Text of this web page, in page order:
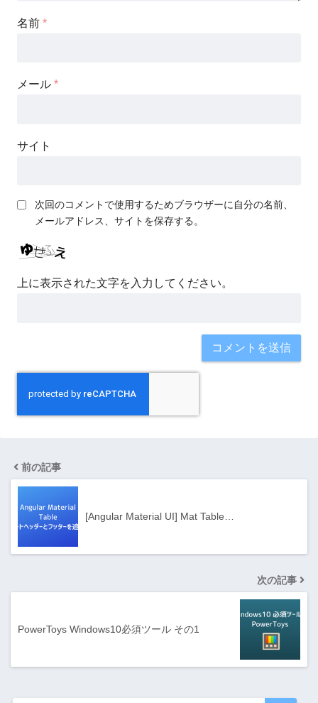
名前 *
メール *
サイト
次回のコメントで使用するためブラウザーに自分の名前、
メールアドレス、サイトを保存する。
上に表示された文字を入力してください。
前の記事
[Angular Material UI] Mat Table…
次の記事
PowerToys Windows10必須ツール その1